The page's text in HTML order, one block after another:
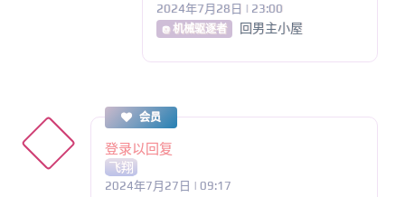
2024年7月28日 | 23:00
@ 机械驱逐者 回男主小屋
会员
登录以回复
飞翔
2024年7月27日 | 09:17